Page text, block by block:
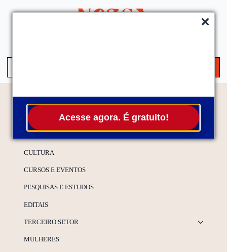
Acesse agora. É gratuito!
Temas
CULTURA
CURSOS E EVENTOS
PESQUISAS E ESTUDOS
EDITAIS
TERCEIRO SETOR
MULHERES